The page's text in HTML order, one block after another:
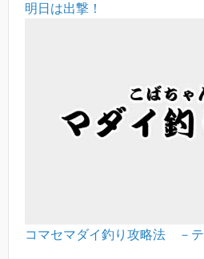
明日は出撃！
コマセマダイ釣り攻略法 －テ